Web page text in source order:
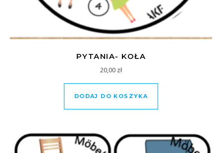
PYTANIA- KOŁA
20,00 zł
DODAJ DO KOSZYKA